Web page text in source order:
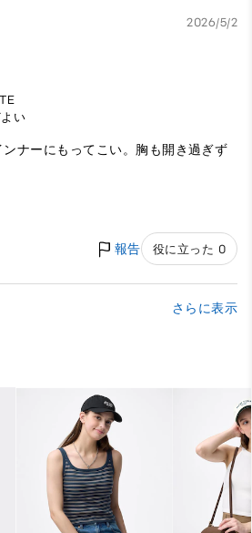
2026/5/2
い
ナーにもってこい。胸も開き過ぎず
報告 役に立った 0
さらに表示